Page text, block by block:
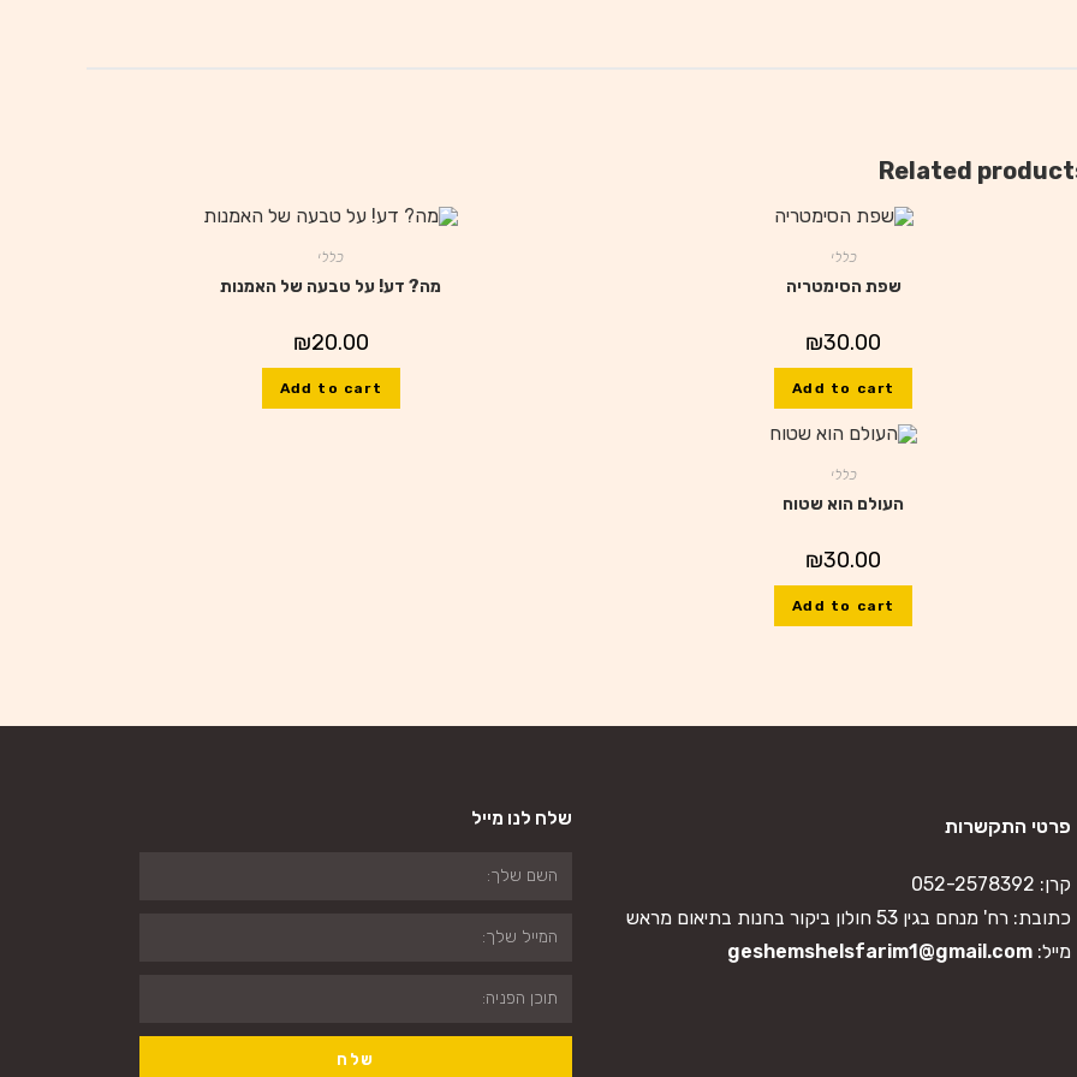
Related
כללי
שפת הסימטריה
₪30.00
Add to cart
כללי
מה? דע! על טבעה של האמנות
₪20.00
Add to cart
כללי
העולם הוא שטוח
₪30.00
Add to cart
פרטי התקשרות
קרן: 052-2578392
כתובת: רח' מנחם בגין 53 חולון ביקור בחנות בתיאום מראש
מייל: geshemshelsfarim1@gmail.com
שלח לנו מייל
שלח